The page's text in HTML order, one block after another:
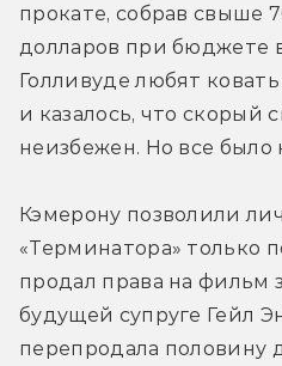
прокате, собрав свыше
долларов при бюджете
Голливуде любят
и казалось, что скорый
неизбежен. Но все было
Кэмерону позволили
«Терминатора» только
продал права на фильм
будущей супруге Гейл
перепродала половину